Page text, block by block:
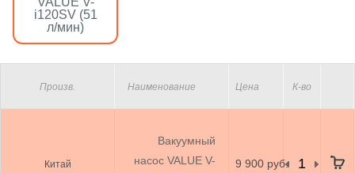
Произв. Наименование Цена К-во
Китай
Вакуумный
насос VALUE V-
9 900 руб.